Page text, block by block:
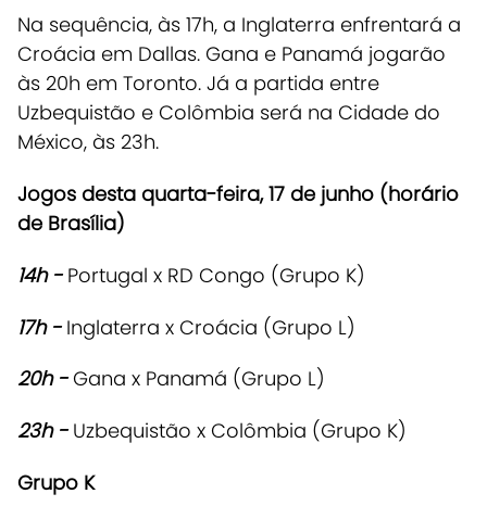
Na sequência, às 17h, a Inglaterra enfrentará a
Croácia em Dallas. Gana e Panamá jogarão
às 20h em Toronto. Já a partida entre
Uzbequistão e Colômbia será na Cidade do
México, às 23h.
Jogos desta quarta-feira, 17 de junho (horário
de Brasília)
14h -Portugal x RD Congo (Grupo K)
17h -Inglaterra x Croácia (Grupo L)
20h - Gana x Panamá (Grupo L)
23h - Uzbequistão x Colômbia (Grupo K)
Grupo K